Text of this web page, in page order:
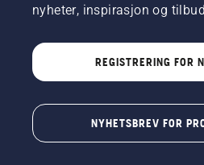
nyheter, inspirasjon og
REGISTRERING FOR
NYHETSBREV FOR